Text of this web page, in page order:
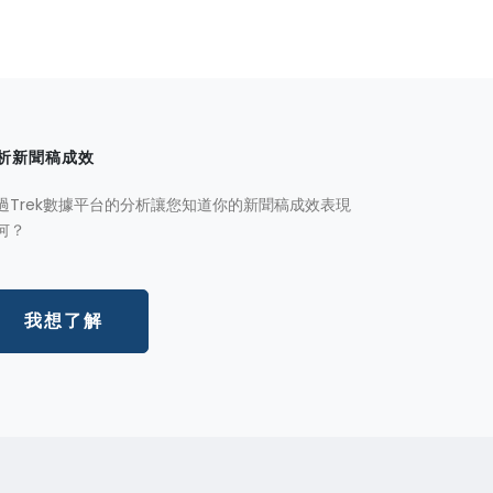
新聞稿成效
Trek數據平台的分析讓您知道你的新聞稿成效表現
？
我想了解